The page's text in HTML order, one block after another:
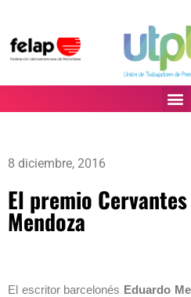
8 diciembre, 2016
El premio
Mendoza
El escritor barcelonés Eduardo